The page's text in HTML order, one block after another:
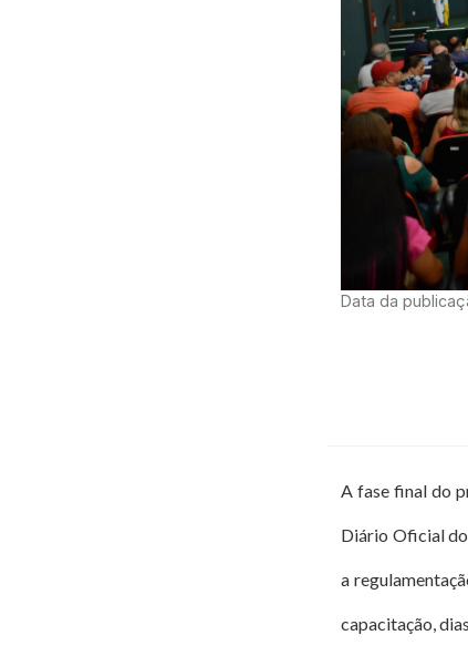
Data da
A fase final do
Diário Oficial
a
capacitação,